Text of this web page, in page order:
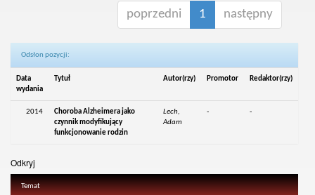
poprzedni 1 następny
Odsłon pozycji:
Data
wydania
Tytuł Autor(rzy) Promotor Redaktor(rzy)
2014
Choroba Alzheimera jako
czynnik modyfikujący
funkcjonowanie rodzin
Lech,
Adam
- -
Odkryj
Temat